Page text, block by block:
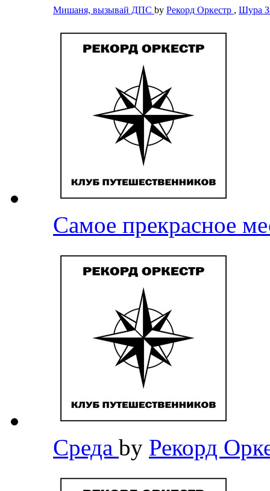
Мишаня, вызывай ДПС by Рекорд Оркестр , Шура
Самое прекрасное
Среда by Рекорд